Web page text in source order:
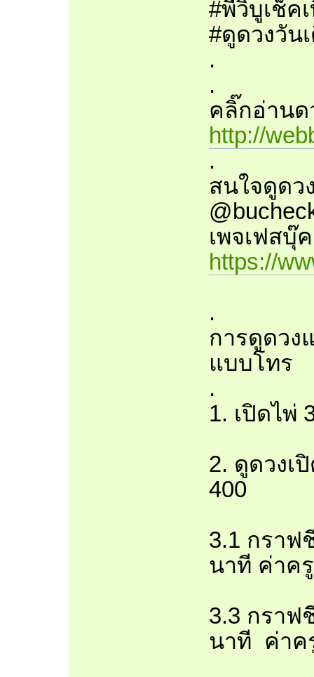
#พี่วิบูเช็ค
#ดูดวงวัน
.
.
คลิ๊กอ่านด
http://
.
สนใจดูดว
เพจเฟสบุ๊
https://
.
การดูดวง
แบบโทร
.
1. เปิดไพ่
2. ดูดวงเ
400
3.1 กราฟ
นาที ค่าค
3.3 กราฟ
นาที ค่าค